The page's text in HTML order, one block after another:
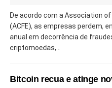
De acordo com a Association
(ACFE), as empresas perdem,
anual em decorrência de
criptomoedas,...
Bitcoin recua e atinge